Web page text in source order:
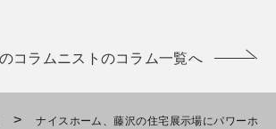
コラムニストのコラム一覧へ
>
ナイスホーム、藤沢の住宅展示場にパワーホ